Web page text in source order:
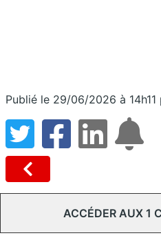
Publié le 29/06/2026 à 14h11
ACCÉDER AUX 1